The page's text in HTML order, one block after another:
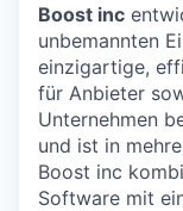
Boost inc
unbemannten
einzigartige,
für Anbieter
Unternehmen
und ist in
Boost inc
Software mit